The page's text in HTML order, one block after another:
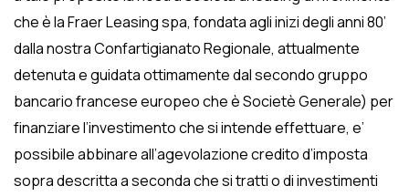
che è la Fraer Leasing spa, fondata agli inizi degli anni 80’
dalla nostra Confartigianato Regionale, attualmente
detenuta e guidata ottimamente dal secondo gruppo
bancario francese europeo che è Societè Generale) per
finanziare l’investimento che si intende effettuare, e’
possibile abbinare all’agevolazione credito d’imposta
sopra descritta a seconda che si tratti o di investimenti